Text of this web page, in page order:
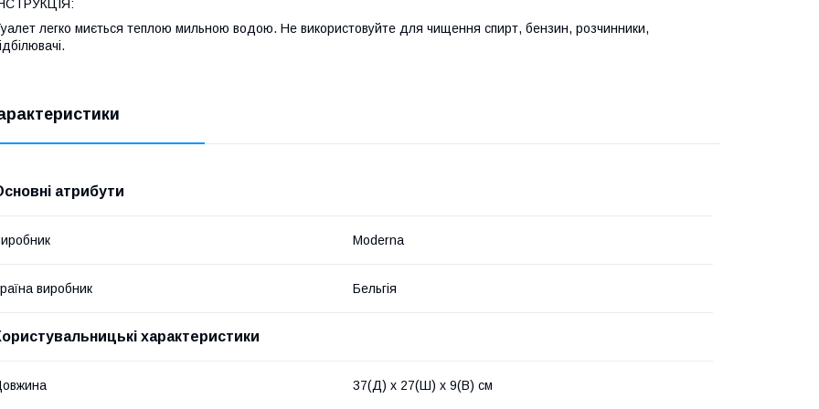
легко миється теплою мильною водою. Не використовуйте для чищення спирт, бензин, розчинники,
атрибути
Moderna
виробник Бельгія
характеристики
37(Д) х 27(Ш) х 9(В) см